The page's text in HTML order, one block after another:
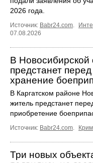
2026 года.
Источник: Babr24.com.
07.08.2026
В Новосибирской
предстанет
хранение
В Каргатском районе
житель предстанет
приобретение
Источник: Babr24.com.
Три новых